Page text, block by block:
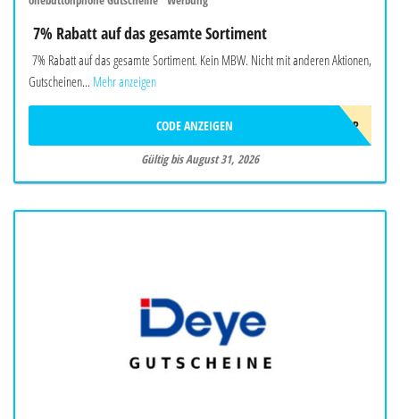
7% Rabatt auf das gesamte Sortiment
7% Rabatt auf das gesamte Sortiment. Kein MBW. Nicht mit anderen Aktionen,
Gutscheinen... Mehr anzeigen
SOMMER2026OBP
CODE ANZEIGEN
Gültig bis August 31, 2026